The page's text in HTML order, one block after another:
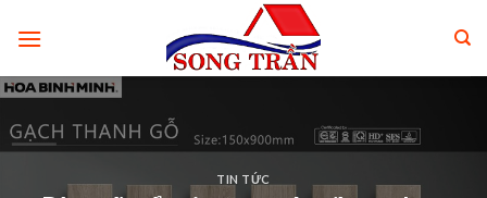
TIN TỨC